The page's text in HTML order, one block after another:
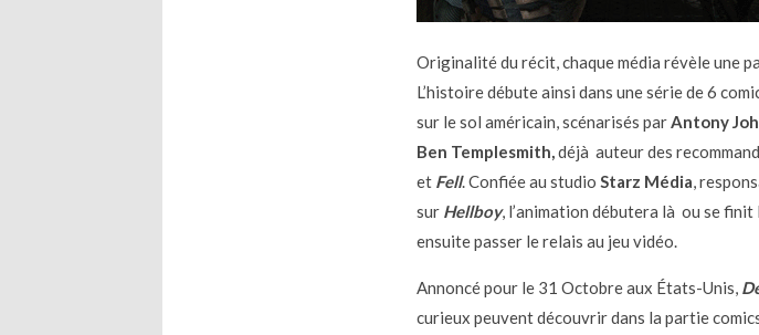
Originalité du récit, chaque média révèle une
L’histoire débute ainsi dans une série de 6
sur le sol américain, scénarisés parAntony
Ben Templesmith,déjà auteur des
et Fell. Confiée au studio Starz Média,
sur Hellboy, l’animation débutera là ou se finit
ensuite passer le relais au jeu vidéo.
Annoncé pour le 31 Octobre aux États-Unis,
curieux peuvent découvrir dans la partie